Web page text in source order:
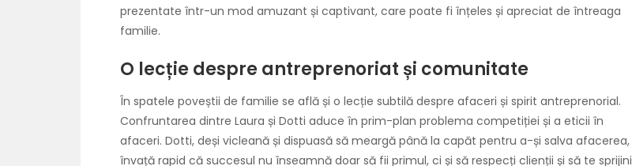
prezentate într-un mod amuzant și captivant, care poate fi înțeles și apreciat de întreaga
familie.
O lecție despre antreprenoriat și comunitate
În spatele poveștii de familie se află și o lecție subtilă despre afaceri și spirit antreprenorial.
Confruntarea dintre Laura și Dotti aduce în prim-plan problema competiției și a eticii în
afaceri. Dotti, deși vicleană și dispuasă să meargă până la capăt pentru a-și salva afacerea,
învață rapid că succesul nu înseamnă doar să fii primul, ci și să respecți clienții și să te sprijini